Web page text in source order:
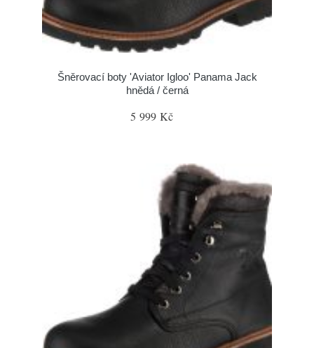
Šněrovací boty 'Aviator Igloo' Panama Jack
hnědá / černá
5 999 Kč